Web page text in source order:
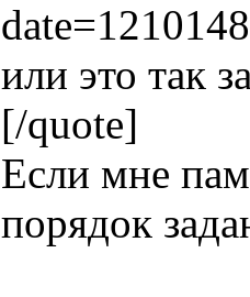
или это так
[/quote]
Если мне
порядок